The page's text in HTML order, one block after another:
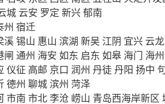
城 云安 罗定 新兴郁南
州 宿迁
溪锡山 惠山 滨湖 新吴 江阴 宜兴 云龙
闸 通州 海安 如东 启东 如皋 海门 海州
仪征 高邮 京口 润州 丹徒丹阳 扬中
德州 聊城滨州 菏泽
市南 市北李沧 崂山 青岛西海岸新区